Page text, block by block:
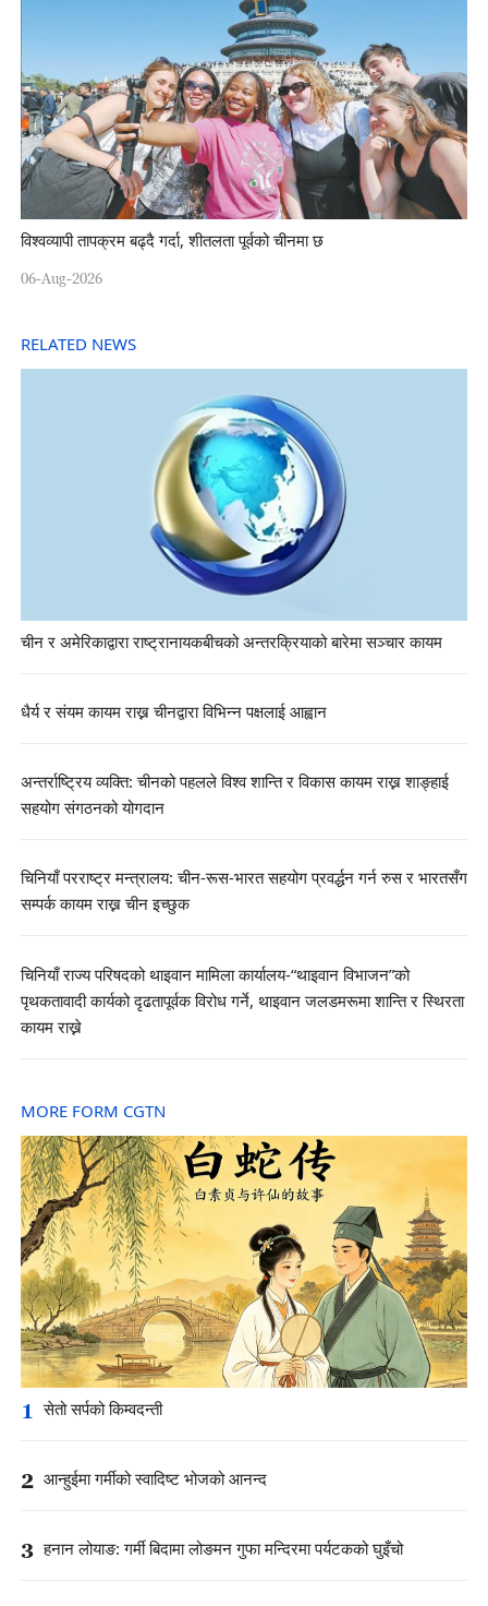
विश्वव्यापी तापक्रम बढ्दै गर्दा, शीतलता पूर्वको चीनमा छ
06-Aug-2026
RELATED NEWS
चीन र अमेरिकाद्वारा राष्ट्रानायकबीचको अन्तरक्रियाको बारेमा सञ्चार कायम
धैर्य र संयम कायम राख्न चीनद्वारा विभिन्न पक्षलाई आह्वान
अन्तर्राष्ट्रिय व्यक्ति: चीनको पहलले विश्व शान्ति र विकास कायम राख्न शाङ्हाई
सहयोग संगठनको योगदान
चिनियाँ परराष्ट्र मन्त्रालय: चीन-रूस-भारत सहयोग प्रवर्द्धन गर्न रुस र भारतसँग
सम्पर्क कायम राख्न चीन इच्छुक
चिनियाँ राज्य परिषदको थाइवान मामिला कार्यालय-“थाइवान विभाजन”को
पृथकतावादी कार्यको दृढतापूर्वक विरोध गर्ने, थाइवान जलडमरूमा शान्ति र स्थिरता
कायम राख्ने
MORE FORM CGTN
1 सेतो सर्पको किम्वदन्ती
2 आन्हुईमा गर्मीको स्वादिष्ट भोजको आनन्द
3 हनान लोयाङ: गर्मी बिदामा लोङमन गुफा मन्दिरमा पर्यटकको घुइँचो